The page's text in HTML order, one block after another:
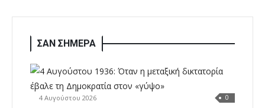
ΣΑΝ ΣΗΜΕΡΑ
4 Αυγούστου 2026 0